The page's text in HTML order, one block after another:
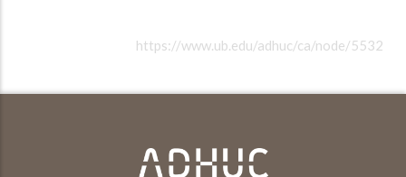
https://www.ub.edu/adhuc/ca/node/5532